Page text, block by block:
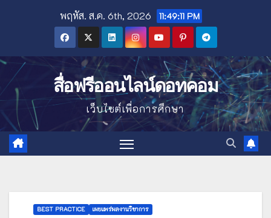
พฤหัส. ส.ค. 6th, 2026 11:49:13 PM
สื่อฟรีออนไลน์ดอทคอม
เว็บไซต์เพื่อการศึกษา
BEST PRACTICE เผยแพร่ผลงานวิชาการ